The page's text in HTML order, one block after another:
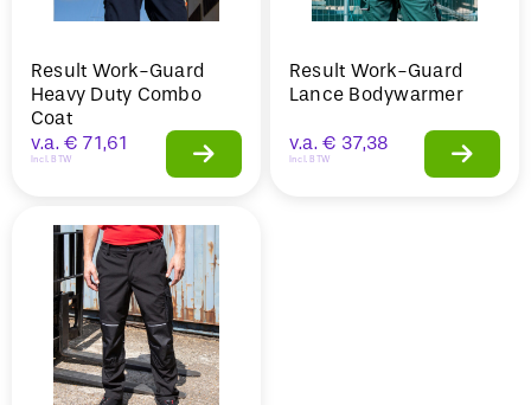
Result Work-Guard
Heavy Duty Combo
Coat
v.a. € 71,61
Incl. BTW
Result Work-Guard
Lance Bodywarmer
v.a. € 37,38
Incl. BTW